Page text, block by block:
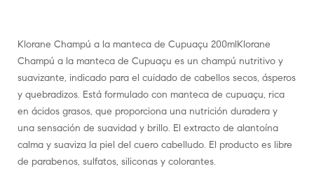
Klorane Champú a la manteca de Cupuaçu 200mlKlorane
Champú a la manteca de Cupuaçu es un champú nutritivo y
suavizante, indicado para el cuidado de cabellos secos, ásperos
y quebradizos. Está formulado con manteca de cupuaçu, rica
en ácidos grasos, que proporciona una nutrición duradera y
una sensación de suavidad y brillo. El extracto de alantoína
calma y suaviza la piel del cuero cabelludo. El producto es libre
de parabenos, sulfatos, siliconas y colorantes.